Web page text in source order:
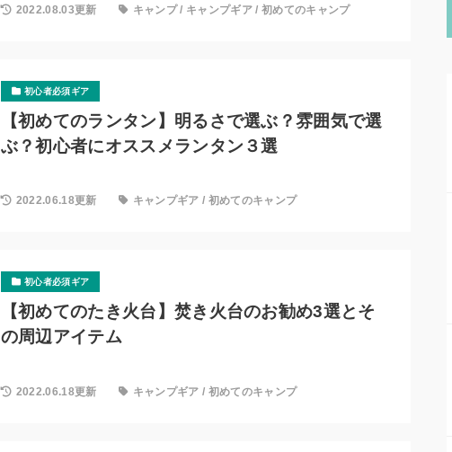
2022.08.03更新 キャンプ/ キャンプギア/ 初めてのキャンプ
初心者必須ギア
【初めてのランタン】明るさで選ぶ？雰囲気で選
ぶ？初心者にオススメランタン３選
2022.06.18更新 キャンプギア / 初めてのキャンプ
初心者必須ギア
【初めてのたき火台】焚き火台のお勧め3選とそ
の周辺アイテム
2022.06.18更新 キャンプギア / 初めてのキャンプ